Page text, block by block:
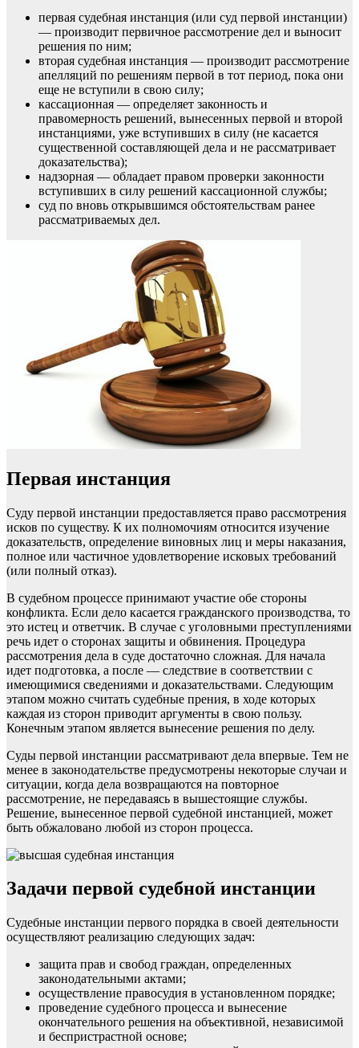
первая судебная инстанция (или суд первой инстанции)
— производит первичное рассмотрение дел и выносит
решения по ним;
вторая судебная инстанция — производит рассмотрение
апелляций по решениям первой в тот период, пока они
еще не вступили в свою силу;
кассационная — определяет законность и
правомерность решений, вынесенных первой и второй
инстанциями, уже вступивших в силу (не касается
существенной составляющей дела и не рассматривает
доказательства);
надзорная — обладает правом проверки законности
вступивших в силу решений кассационной службы;
суд по вновь открывшимся обстоятельствам ранее
рассматриваемых дел.
Первая инстанция
Суду первой инстанции предоставляется право рассмотрения
исков по существу. К их полномочиям относится изучение
доказательств, определение виновных лиц и меры наказания,
полное или частичное удовлетворение исковых требований
(или полный отказ).
В судебном процессе принимают участие обе стороны
конфликта. Если дело касается гражданского производства, то
это истец и ответчик. В случае с уголовными преступлениями
речь идет о сторонах защиты и обвинения. Процедура
рассмотрения дела в суде достаточно сложная. Для начала
идет подготовка, а после — следствие в соответствии с
имеющимися сведениями и доказательствами. Следующим
этапом можно считать судебные прения, в ходе которых
каждая из сторон приводит аргументы в свою пользу.
Конечным этапом является вынесение решения по делу.
Суды первой инстанции рассматривают дела впервые. Тем не
менее в законодательстве предусмотрены некоторые случаи и
ситуации, когда дела возвращаются на повторное
рассмотрение, не передаваясь в вышестоящие службы.
Решение, вынесенное первой судебной инстанцией, может
быть обжаловано любой из сторон процесса.
Задачи первой судебной инстанции
Судебные инстанции первого порядка в своей деятельности
осуществляют реализацию следующих задач:
защита прав и свобод граждан, определенных
законодательными актами;
осуществление правосудия в установленном порядке;
проведение судебного процесса и вынесение
окончательного решения на объективной, независимой
и беспристрастной основе;